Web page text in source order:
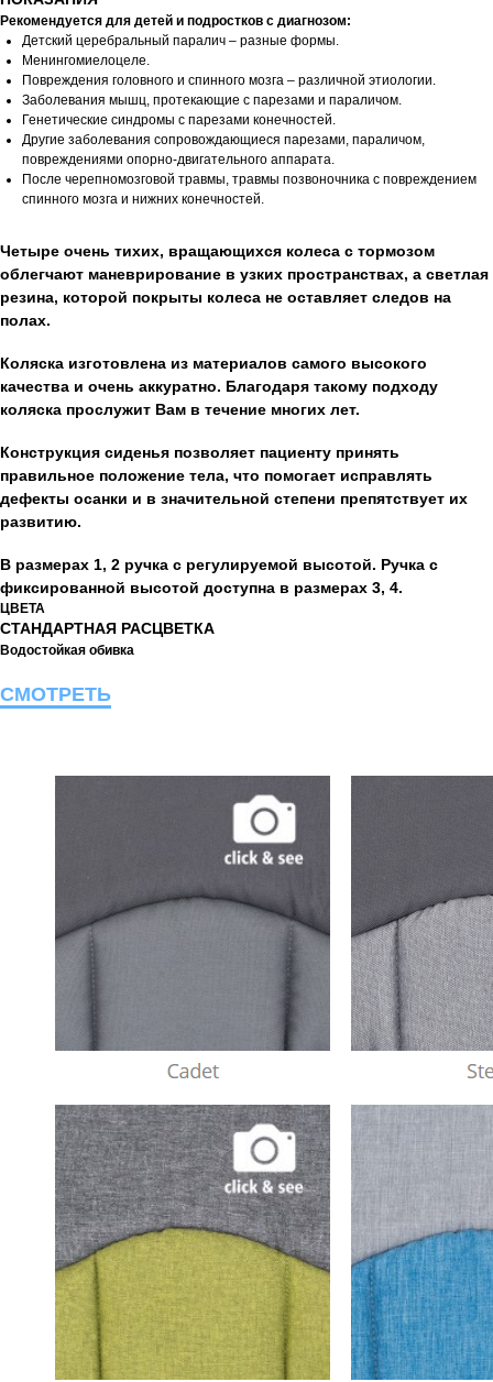
Рекомендуется для детей и подростков с диагнозом:
Детский церебральный паралич – разные формы.
Менингомиелоцеле.
Повреждения головного и спинного мозга – различной этиологии.
Заболевания мышц, протекающие с парезами и параличом.
Генетические синдромы с парезами конечностей.
Другие заболевания сопровождающиеся парезами, параличом,
повреждениями опорно-двигательного аппарата.
После черепномозговой травмы, травмы позвоночника с повреждением
спинного мозга и нижних конечностей.
Четыре очень тихих, вращающихся колеса с тормозом
облегчают маневрирование в узких пространствах, а светлая
резина, которой покрыты колеса не оставляет следов на
полах.
Коляска изготовлена из материалов самого высокого
качества и очень аккуратно. Благодаря такому подходу
коляска прослужит Вам в течение многих лет.
Конструкция сиденья позволяет пациенту принять
правильное положение тела, что помогает исправлять
дефекты осанки и в значительной степени препятствует их
развитию.
В размерах 1, 2 ручка с регулируемой высотой. Ручка с
фиксированной высотой доступна в размерах 3, 4.
ЦВЕТА
СТАНДАРТНАЯ РАСЦВЕТКА
Водостойкая обивка
СМОТРЕТЬ